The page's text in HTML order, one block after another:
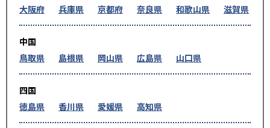
大阪府
兵庫県 京都府 奈良県 和歌山県 滋賀県
中国
鳥取県
島根県 岡山県 広島県 山口県
四国
徳島県
香川県 愛媛県 高知県